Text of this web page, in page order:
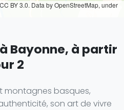
BY 3.0. Data by OpenStreetMap, under
Bayonne, à partir
2
montagnes basques,
son art de vivre